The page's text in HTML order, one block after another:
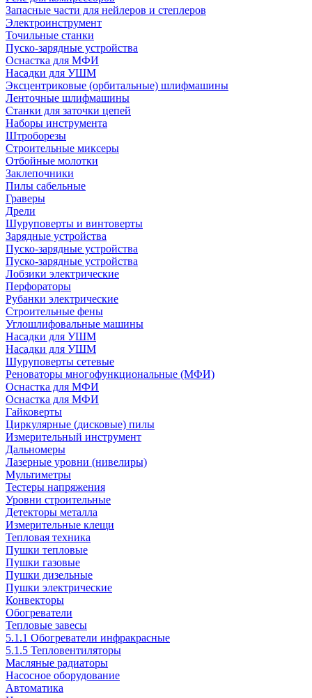
Запасные части для нейлеров и степлеров
Электроинструмент
Точильные станки
Пуско-зарядные устройства
Оснастка для МФИ
Насадки для УШМ
Эксцентриковые (орбитальные) шлифмашины
Ленточные шлифмашины
Станки для заточки цепей
Наборы инструмента
Штроборезы
Строительные миксеры
Отбойные молотки
Заклепочники
Пилы сабельные
Граверы
Дрели
Шуруповерты и винтоверты
Зарядные устройства
Пуско-зарядные устройства
Пуско-зарядные устройства
Лобзики электрические
Перфораторы
Рубанки электрические
Строительные фены
Углошлифовальные машины
Насадки для УШМ
Насадки для УШМ
Шуруповерты сетевые
Реноваторы многофункциональные (МФИ)
Оснастка для МФИ
Оснастка для МФИ
Гайковерты
Циркулярные (дисковые) пилы
Измерительный инструмент
Дальномеры
Лазерные уровни (нивелиры)
Мультиметры
Тестеры напряжения
Уровни строительные
Детекторы металла
Измерительные клещи
Тепловая техника
Пушки тепловые
Пушки газовые
Пушки дизельные
Пушки электрические
Конвекторы
Обогреватели
Тепловые завесы
5.1.1 Обогреватели инфракрасные
5.1.5 Тепловентиляторы
Масляные радиаторы
Насосное оборудование
Автоматика